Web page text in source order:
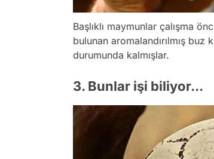
Başlıklı maymunlar çalışma
bulunan aromalandırılmış
durumunda kalmışlar.
3. Bunlar işi biliyor...